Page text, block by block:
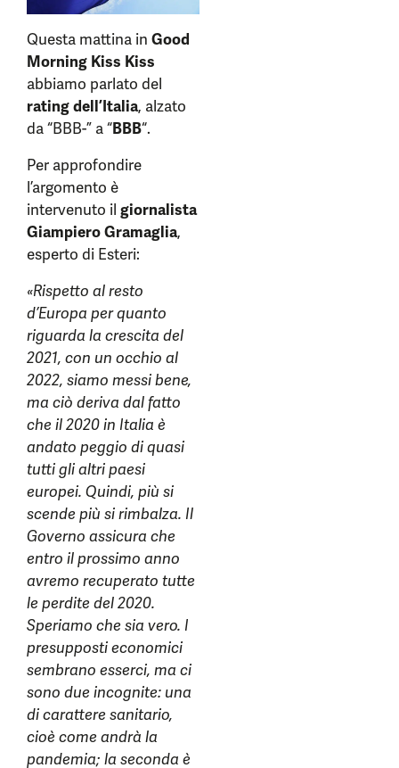
Questa mattina in Good
Morning Kiss Kiss
abbiamo parlato del
rating dell’Italia, alzato
da “BBB-” a “BBB“.
Per approfondire
l’argomento è
intervenuto il giornalista
Giampiero Gramaglia,
esperto di Esteri:
«Rispetto al resto
d’Europa per quanto
riguarda la crescita del
2021, con un occhio al
2022, siamo messi bene,
ma ciò deriva dal fatto
che il 2020 in Italia è
andato peggio di quasi
tutti gli altri paesi
europei. Quindi, più si
scende più si rimbalza. Il
Governo assicura che
entro il prossimo anno
avremo recuperato tutte
le perdite del 2020.
Speriamo che sia vero. I
presupposti economici
sembrano esserci, ma ci
sono due incognite: una
di carattere sanitario,
cioè come andrà la
pandemia; la seconda è